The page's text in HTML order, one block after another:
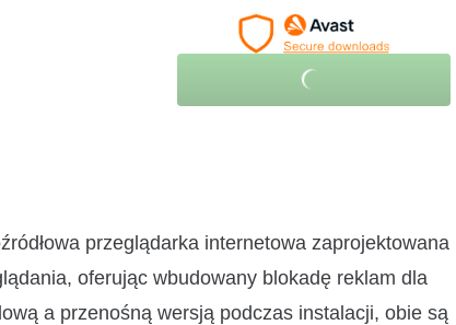
przeglądarka internetowa zaprojektowana
oferując wbudowany blokadę reklam dla
a przenośną wersją podczas instalacji, obie są